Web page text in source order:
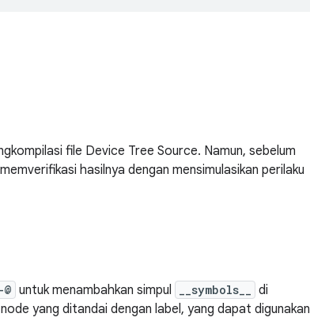
file Device Tree Source. Namun, sebelum
hasilnya dengan mensimulasikan perilaku
untuk menambahkan simpul __symbols__ di
yang ditandai dengan label, yang dapat digunakan